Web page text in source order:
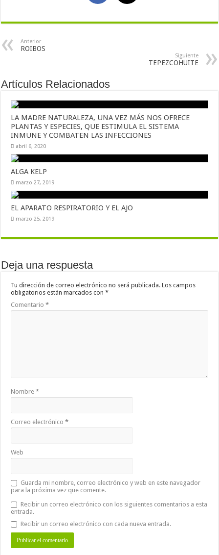
Anterior
ROIBOS
Siguiente
TEPEZCOHUITE
Artículos Relacionados
LA MADRE NATURALEZA, UNA VEZ MÁS NOS OFRECE
PLANTAS Y ESPECIES, QUE ESTIMULA EL SISTEMA
INMUNE Y COMBATEN LAS INFECCIONES
abril 6, 2020
ALGA KELP
marzo 27, 2019
EL APARATO RESPIRATORIO Y EL AJO
marzo 25, 2019
Deja una respuesta
Tu dirección de correo electrónico no será publicada. Los campos
obligatorios están marcados con*
Comentario*
Nombre*
Correo electrónico*
Web
Guarda mi nombre, correo electrónico y web en este navegador
para la próxima vez que comente.
Recibir un correo electrónico con los siguientes comentarios a esta
entrada.
Recibir un correo electrónico con cada nueva entrada.